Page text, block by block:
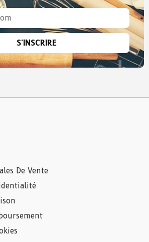
S'INSCRIRE
De Vente